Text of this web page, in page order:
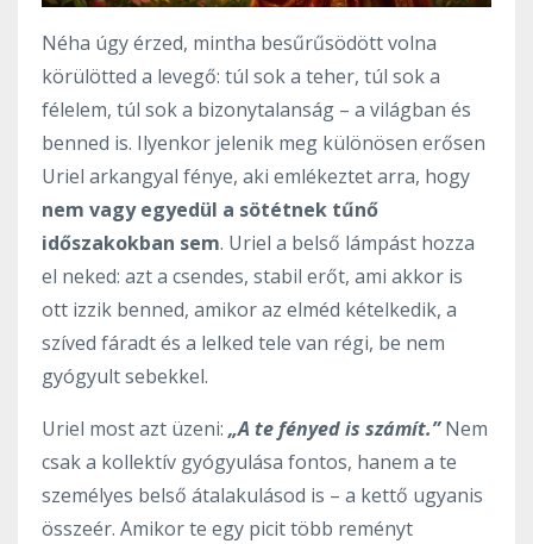
Néha úgy érzed, mintha besűrűsödött volna
körülötted a levegő: túl sok a teher, túl sok a
félelem, túl sok a bizonytalanság – a világban és
benned is. Ilyenkor jelenik meg különösen erősen
Uriel arkangyal fénye, aki emlékeztet arra, hogy
nem vagy egyedül a sötétnek tűnő
időszakokban sem. Uriel a belső lámpást hozza
el neked: azt a csendes, stabil erőt, ami akkor is
ott izzik benned, amikor az elméd kételkedik, a
szíved fáradt és a lelked tele van régi, be nem
gyógyult sebekkel.
Uriel most azt üzeni: „A te fényed is számít.” Nem
csak a kollektív gyógyulása fontos, hanem a te
személyes belső átalakulásod is – a kettő ugyanis
összeér. Amikor te egy picit több reményt